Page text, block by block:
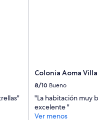
Colonia Aoma
8/10 Bueno
"La habitación muy
excelente "
Ver menos